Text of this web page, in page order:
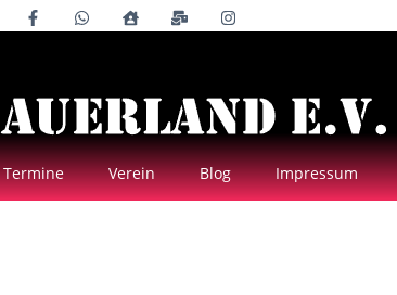
Termine Verein Blog Impressum